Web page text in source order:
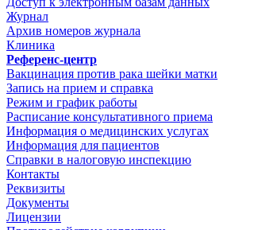
Журнал
Архив номеров журнала
Клиника
Референс-центр
Вакцинация против рака шейки матки
Запись на прием и справка
Режим и график работы
Расписание консультативного приема
Информация о медицинских услугах
Информация для пациентов
Справки в налоговую инспекцию
Контакты
Реквизиты
Документы
Лицензии